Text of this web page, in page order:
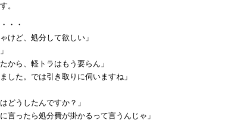
。
・・
けど、処分して欲しい」
から、軽トラはもう要らん」
した。では引き取りに伺いますね」
どうしたんですか？」
言ったら処分費が掛かるって言うんじゃ」